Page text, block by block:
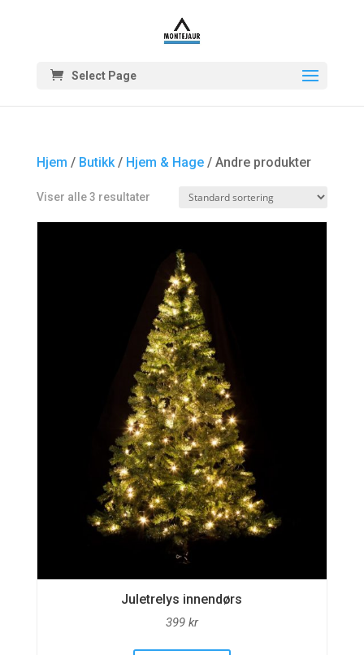
Select Page
Hjem / Butikk/ Hjem & Hage/ Andre produkter
Viser alle 3 resultater
Juletrelys innendørs
399 kr